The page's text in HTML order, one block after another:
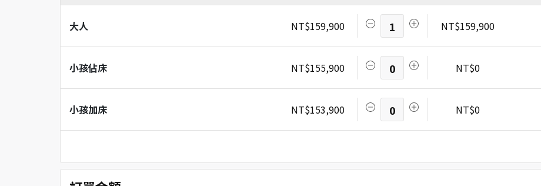
大人 NT$159,900 1 NT$159,900
小孩佔床 NT$155,900 0 NT$0
小孩加床 NT$153,900 0 NT$0